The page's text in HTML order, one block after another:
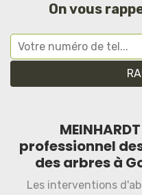
On vous
professionnel
des arbres à
Les interventions